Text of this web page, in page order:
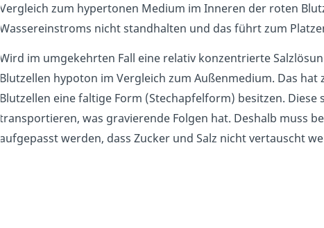
Vergleich zum hypertonen Medium im Inneren der roten
Wassereinstroms nicht standhalten und das führt zum
Wird im umgekehrten Fall eine relativ konzentrierte
Blutzellen hypoton im Vergleich zum Außenmedium. Das
Blutzellen eine faltige Form (Stechapfelform) besitzen.
transportieren, was gravierende Folgen hat. Deshalb muss
aufgepasst werden, dass Zucker und Salz nicht vertauscht